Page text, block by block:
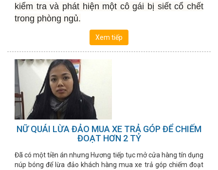
kiểm tra và phát hiện một cô gái bị siết cổ chết
trong phòng ngủ.
Xem tiếp
NỮ QUÁI LỪA ĐẢO MUA XE TRẢ GÓP ĐỂ CHIẾM
ĐOẠT HƠN 2 TỶ
Đã có một tiền án nhưng Hương tiếp tục mở cửa hàng tín dụng
núp bóng để lừa đảo khách hàng mua xe trả góp chiếm đoạt